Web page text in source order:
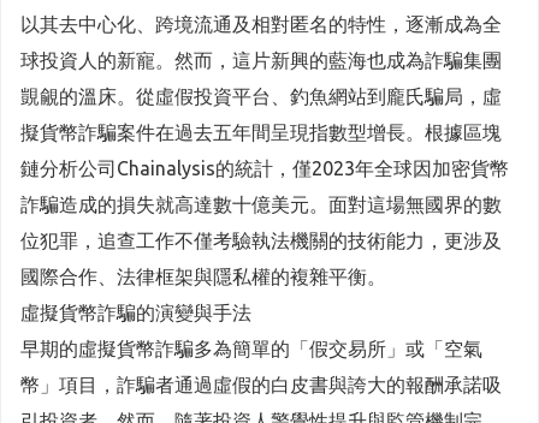
以其去中心化、跨境流通及相對匿名的特性，逐漸成為全
球投資人的新寵。然而，這片新興的藍海也成為詐騙集團
覬覦的溫床。從虛假投資平台、釣魚網站到龐氏騙局，虛
擬貨幣詐騙案件在過去五年間呈現指數型增長。根據區塊
鏈分析公司Chainalysis的統計，僅2023年全球因加密貨幣
詐騙造成的損失就高達數十億美元。面對這場無國界的數
位犯罪，追查工作不僅考驗執法機關的技術能力，更涉及
國際合作、法律框架與隱私權的複雜平衡。
虛擬貨幣詐騙的演變與手法
早期的虛擬貨幣詐騙多為簡單的「假交易所」或「空氣
幣」項目，詐騙者通過虛假的白皮書與誇大的報酬承諾吸